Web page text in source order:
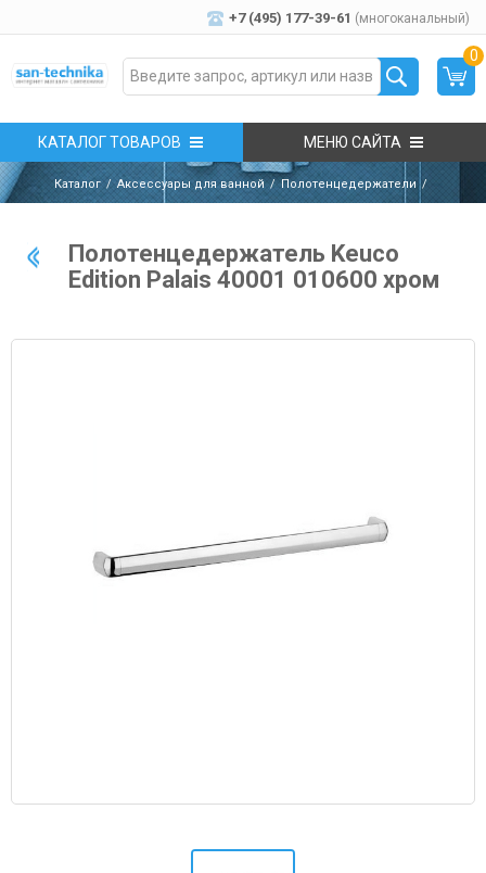
+7 (495) 177-39-61 (многоканальный)
0
КАТАЛОГ ТОВАРОВ МЕНЮ САЙТА
Каталог Аксессуары для ванной Полотенцедержатели
Полотенцедержатель Keuco
Edition Palais 40001 010600 хром